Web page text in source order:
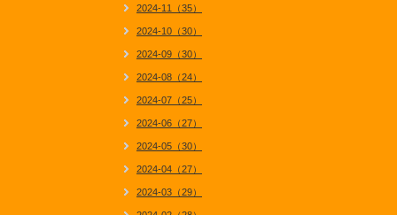
2024-11（35）
2024-10（30）
2024-09（30）
2024-08（24）
2024-07（25）
2024-06（27）
2024-05（30）
2024-04（27）
2024-03（29）